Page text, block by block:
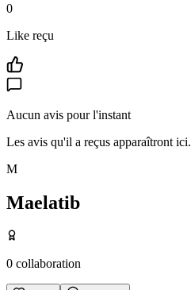
0
Like reçu
Aucun avis pour l'instant
Les avis qu'il a reçus apparaîtront ici.
M
Maelatib
0 collaboration